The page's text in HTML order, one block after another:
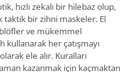
hızlı zekalı bir hilebaz olup,
taktik bir zihni maskeler. El
ve mükemmel
kullanarak her çatışmayı
ele alır. Kuralları
kazanmak için kaçmaktan